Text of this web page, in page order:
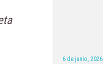
6 de junio, 2026